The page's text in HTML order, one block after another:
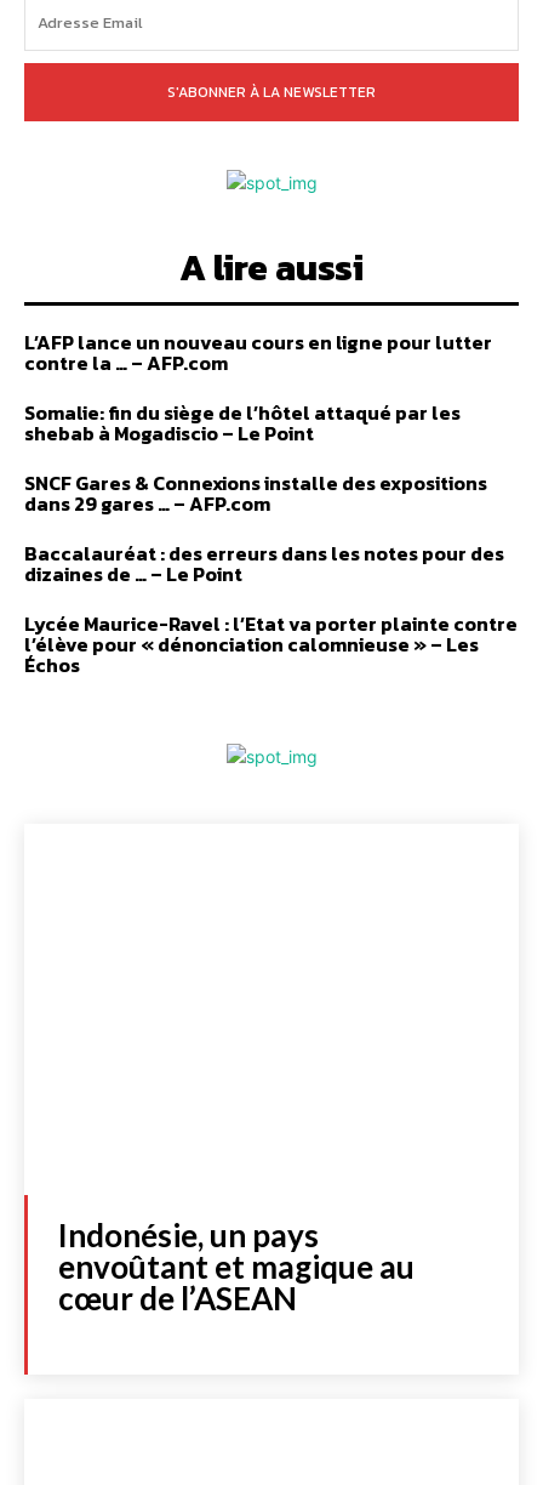
S'ABONNER À LA NEWSLETTER
A lire aussi
L’AFP lance un nouveau cours en ligne pour lutter
contre la … – AFP.com
Somalie: fin du siège de l’hôtel attaqué par les
shebab à Mogadiscio – Le Point
SNCF Gares & Connexions installe des expositions
dans 29 gares … – AFP.com
Baccalauréat : des erreurs dans les notes pour des
dizaines de … – Le Point
Lycée Maurice-Ravel : l’Etat va porter plainte contre
l’élève pour « dénonciation calomnieuse » – Les
Échos
Indonésie, un pays
envoûtant et magique au
cœur de l’ASEAN